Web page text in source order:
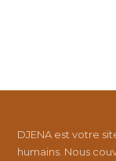
DJENA est votre
humains. Nous